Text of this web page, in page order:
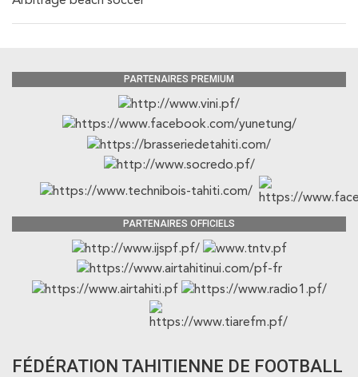
PARTENAIRES PREMIUM
PARTENAIRES OFFICIELS
FÉDÉRATION TAHITIENNE DE FOOTBALL